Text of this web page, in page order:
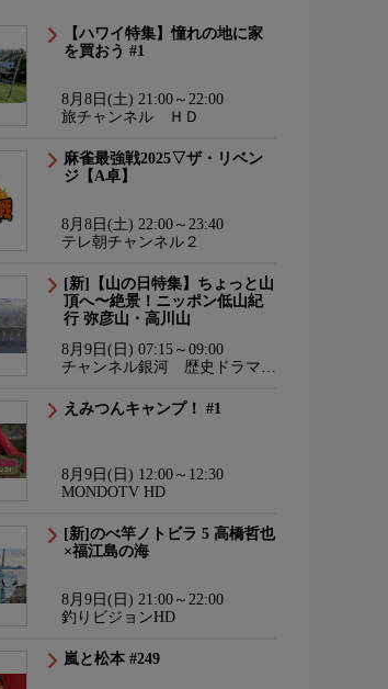
【ハワイ特集】憧れの地に家
を買おう #1
8月8日(土) 21:00～22:00
旅チャンネル ＨＤ
麻雀最強戦2025▽ザ・リベン
ジ【A卓】
8月8日(土) 22:00～23:40
テレ朝チャンネル２
[新]【山の日特集】ちょっと山
頂へ〜絶景！ニッポン低山紀
行 弥彦山・高川山
8月9日(日) 07:15～09:00
チャンネル銀河 歴史ドラマ・
えみつんキャンプ！ #1
8月9日(日) 12:00～12:30
MONDOTV HD
[新]のべ竿ノトビラ 5 高橋哲也
×福江島の海
8月9日(日) 21:00～22:00
釣りビジョンHD
嵐と松本 #249